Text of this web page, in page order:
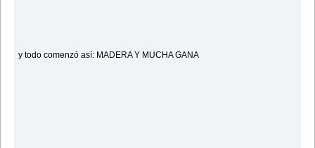
y todo comenzó así: MADERA Y MUCHA GANA